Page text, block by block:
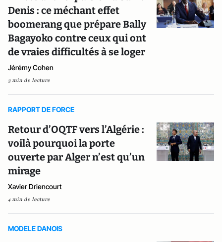
Denis : ce méchant effet
boomerang que prépare Bally
Bagayoko contre ceux qui ont
de vraies difficultés à se loger
Jérémy Cohen
3 min de lecture
RAPPORT DE FORCE
Retour d’OQTF vers l’Algérie :
voilà pourquoi la porte
ouverte par Alger n’est qu’un
mirage
Xavier Driencourt
4 min de lecture
MODELE DANOIS